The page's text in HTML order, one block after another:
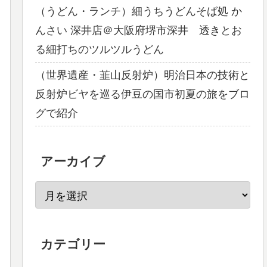
（うどん・ランチ）細うちうどんそば処 か
んさい 深井店＠大阪府堺市深井 透きとお
る細打ちのツルツルうどん
（世界遺産・韮山反射炉）明治日本の技術と
反射炉ビヤを巡る伊豆の国市初夏の旅をブロ
グで紹介
アーカイブ
カテゴリー